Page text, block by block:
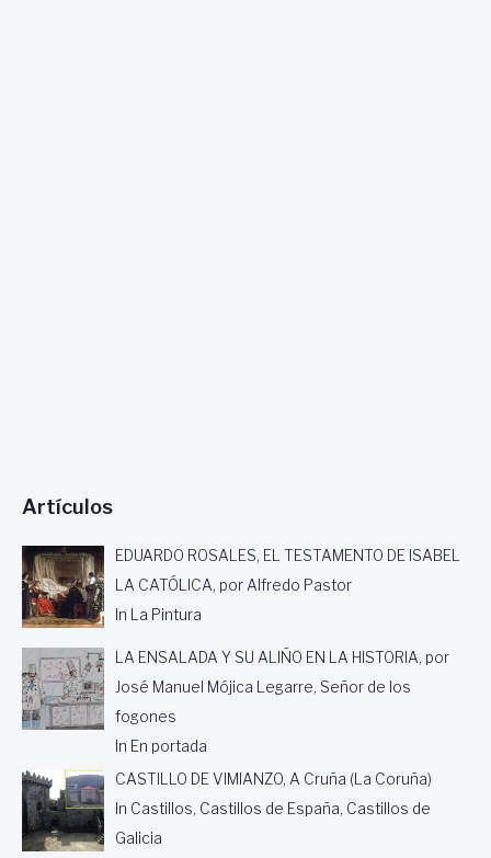
R
G
N
A
Artículos
EDUARDO ROSALES, EL TESTAMENTO DE ISABEL
LA CATÓLICA, por Alfredo Pastor
In La Pintura
LA ENSALADA Y SU ALIÑO EN LA HISTORIA, por
José Manuel Mójica Legarre, Señor de los
fogones
In En portada
CASTILLO DE VIMIANZO, A Cruña (La Coruña)
In Castillos, Castillos de España, Castillos de
Galicia